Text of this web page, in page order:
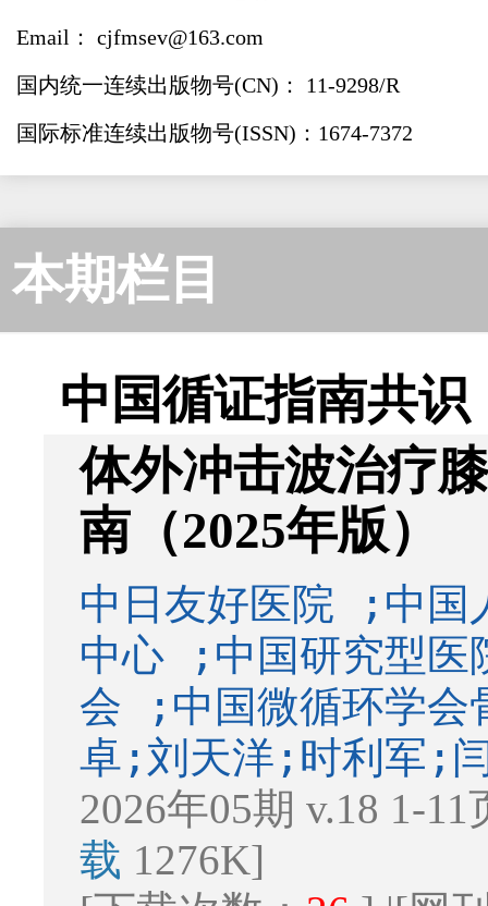
Email： cjfmsev@163.com
国内统一连续出版物号(CN)： 11-9298/R
国际标准连续出版物号(ISSN)：1674-7372
本期栏目
中国循证指南共识
体外冲击波治疗
南（2025年版）
中日友好医院 ;中国
中心 ;中国研究型医
会 ;中国微循环学会
卓;刘天洋;时利军;
2026年05期 v.18 1-
载 1276K]